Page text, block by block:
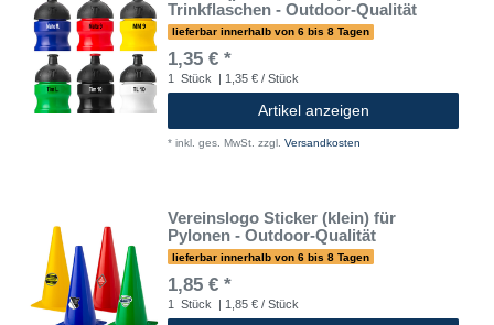
Trinkflaschen - Outdoor-Qualität
lieferbar innerhalb von 6 bis 8 Tagen
1,35 € *
1 Stück | 1,35 € / Stück
Artikel anzeigen
* inkl. ges. MwSt. zzgl. Versandkosten
Vereinslogo Sticker (klein) für
Pylonen - Outdoor-Qualität
lieferbar innerhalb von 6 bis 8 Tagen
1,85 € *
1 Stück | 1,85 € / Stück